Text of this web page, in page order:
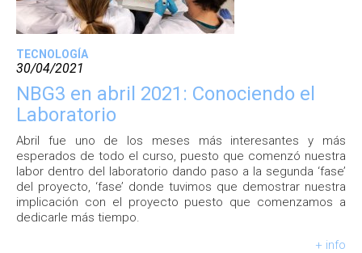
TECNOLOGÍA
30/04/2021
NBG3 en abril 2021: Conociendo el
Laboratorio
Abril fue uno de los meses más interesantes y más
esperados de todo el curso, puesto que comenzó nuestra
labor dentro del laboratorio dando paso a la segunda ‘fase’
del proyecto, ‘fase’ donde tuvimos que demostrar nuestra
implicación con el proyecto puesto que comenzamos a
dedicarle más tiempo.
+ info